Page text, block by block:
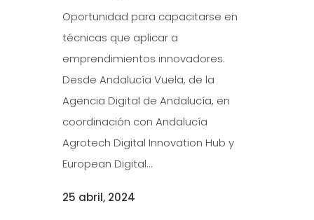
Oportunidad para capacitarse en
técnicas que aplicar a
emprendimientos innovadores.
Desde Andalucía Vuela, de la
Agencia Digital de Andalucía, en
coordinación con Andalucía
Agrotech Digital Innovation Hub y
European Digital...
25 abril, 2024